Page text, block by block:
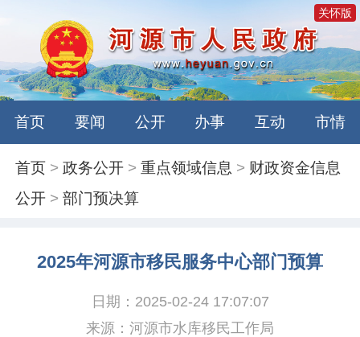
关怀版
首页 要闻 公开 办事 互动 市情
首页 >政务公开 >重点领域信息 > 财政资金信息
公开 >部门预决算
2025年河源市移民服务中心部门预算
日期：2025-02-24 17:07:07
来源：河源市水库移民工作局